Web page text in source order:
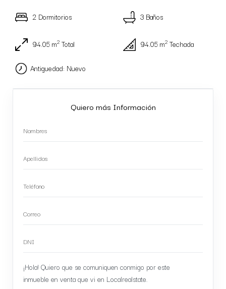
2 Dormitorios 3 Baños
94.05 m2 Total 94.05 m2 Techada
Antiguedad: Nuevo
Quiero más Información